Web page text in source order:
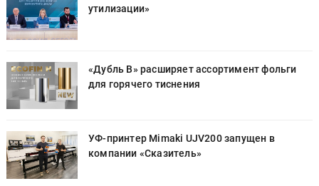
утилизации»
«Дубль В» расширяет ассортимент фольги
для горячего тиснения
УФ-принтер Mimaki UJV200 запущен в
компании «Сказитель»